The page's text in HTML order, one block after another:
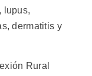
lupus,
dermatitis y
Rural